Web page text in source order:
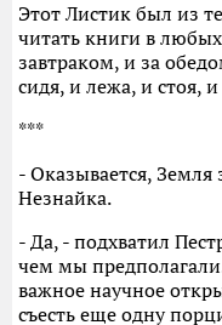
Этот Листик был из
читать книги в
завтраком, и за
сидя, и лежа, и стоя,
***
- Оказывается, Земля
Незнайка.
- Да, - подхватил
чем мы
важное научное
съесть еще одну